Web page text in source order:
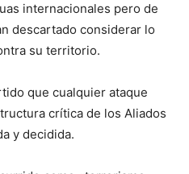
internacionales pero de
descartado considerar lo
su territorio.
que cualquier ataque
crítica de los Aliados
y decidida.